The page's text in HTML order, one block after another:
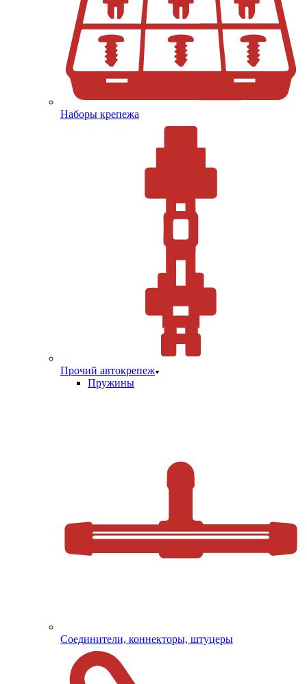
Наборы крепежа
Прочий автокрепеж
Пружины
Соединители, коннекторы, штуцеры